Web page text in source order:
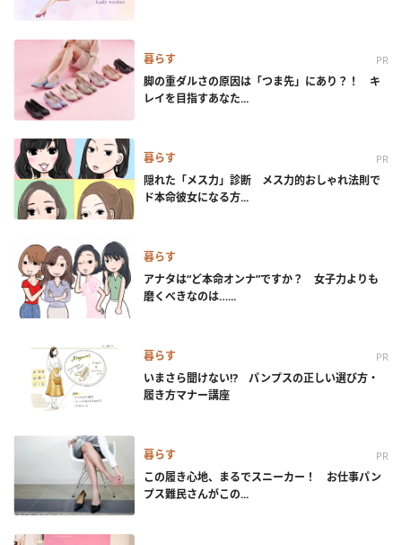
暮らす PR
脚の重ダルさの原因は「つま先」にあり？！ キ
レイを目指すあなた...
暮らす PR
隠れた「メス力」診断 メス力的おしゃれ法則で
ド本命彼女になる方...
暮らす
アナタは“ど本命オンナ”ですか？ 女子力よりも
磨くべきなのは…...
暮らす PR
いまさら聞けない⁉ パンプスの正しい選び方・
履き方マナー講座
暮らす PR
この履き心地、まるでスニーカー！ お仕事パン
プス難民さんがこの...